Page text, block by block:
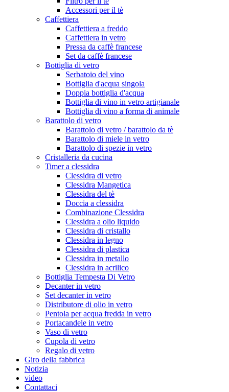
Accessori per il tè
Caffettiera
Caffettiera a freddo
Caffettiera in vetro
Pressa da caffè francese
Set da caffè francese
Bottiglia di vetro
Serbatoio del vino
Bottiglia d'acqua singola
Doppia bottiglia d'acqua
Bottiglia di vino in vetro artigianale
Bottiglia di vino a forma di animale
Barattolo di vetro
Barattolo di vetro / barattolo da tè
Barattolo di miele in vetro
Barattolo di spezie in vetro
Cristalleria da cucina
Timer a clessidra
Clessidra di vetro
Clessidra Mangetica
Clessidra del tè
Doccia a clessidra
Combinazione Clessidra
Clessidra a olio liquido
Clessidra di cristallo
Clessidra in legno
Clessidra di plastica
Clessidra in metallo
Clessidra in acrilico
Bottiglia Tempesta Di Vetro
Decanter in vetro
Set decanter in vetro
Distributore di olio in vetro
Pentola per acqua fredda in vetro
Portacandele in vetro
Vaso di vetro
Cupola di vetro
Regalo di vetro
Giro della fabbrica
Notizia
video
Contattaci